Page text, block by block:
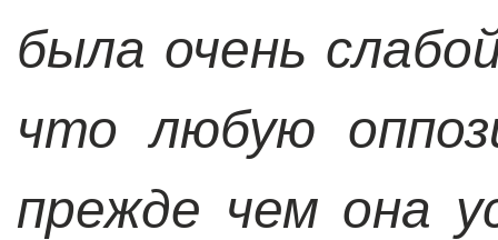
была очень
что любую
прежде чем она